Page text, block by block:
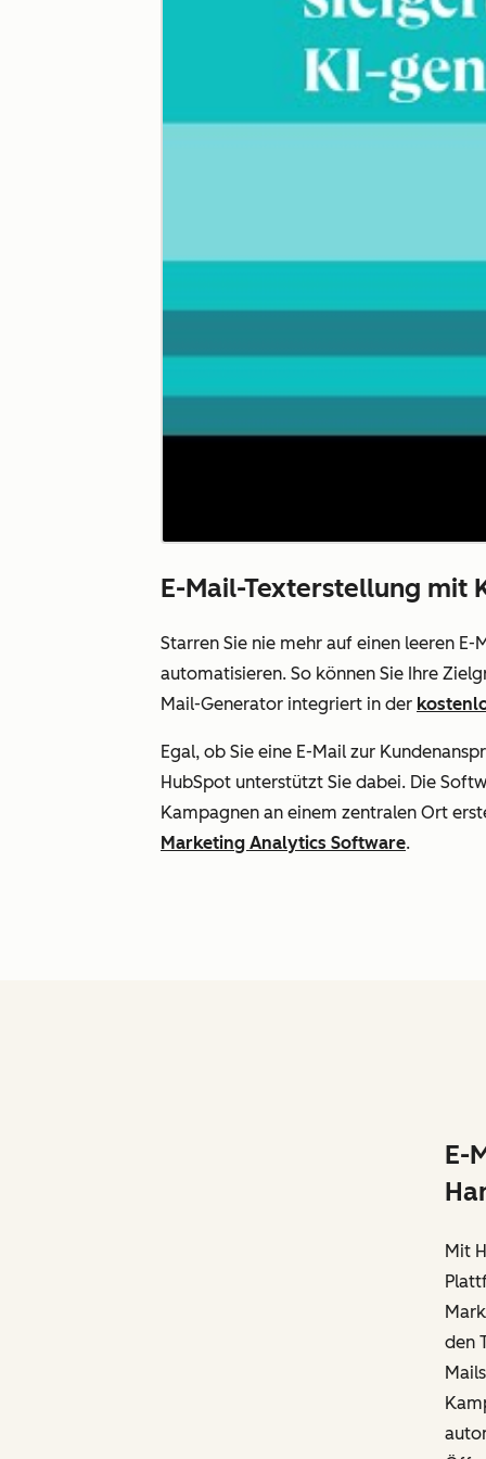
E-Mail-Texterstellung mit
Starren Sie nie mehr auf einen leeren
automatisieren. So können Sie Ihre
Mail-Generator integriert in der
Egal, ob Sie eine E-Mail zur
HubSpot unterstützt Sie dabei. Die
Kampagnen an einem zentralen Ort
Marketing Analytics Software.
E-
Mit
den